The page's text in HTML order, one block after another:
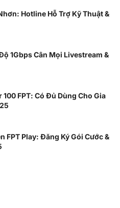
Hotline Hỗ Trợ Kỹ Thuật &
1Gbps Cân Mọi Livestream &
FPT: Có Đủ Dùng Cho Gia
FPT Play: Đăng Ký Gói Cước &